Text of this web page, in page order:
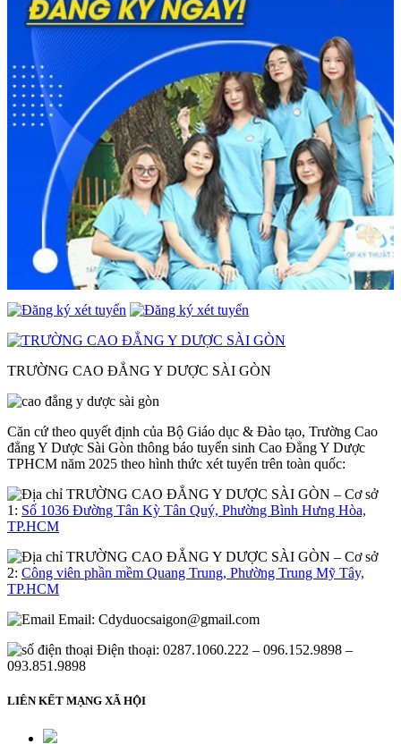
TRƯỜNG CAO ĐẲNG Y DƯỢC SÀI GÒN
Căn cứ theo quyết định của Bộ Giáo dục & Đào tạo, Trường Cao
đẳng Y Dược Sài Gòn thông báo tuyển sinh Cao Đẳng Y Dược
TPHCM năm 2025 theo hình thức xét tuyển trên toàn quốc:
– Cơ sở
1: Số 1036 Đường Tân Kỳ Tân Quý, Phường Bình Hưng Hòa,
TP.HCM
– Cơ sở
2: Công viên phần mềm Quang Trung, Phường Trung Mỹ Tây,
TP.HCM
Email: Cdyduocsaigon@gmail.com
Điện thoại: 0287.1060.222 – 096.152.9898 –
093.851.9898
LIÊN KẾT MẠNG XÃ HỘI